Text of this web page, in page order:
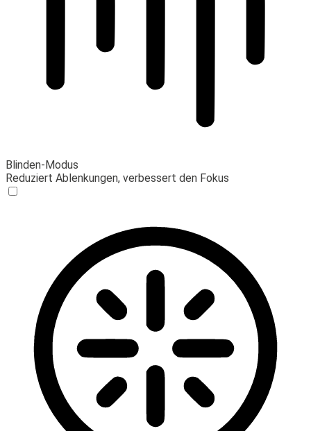
Blinden-Modus
Reduziert Ablenkungen, verbessert den Fokus